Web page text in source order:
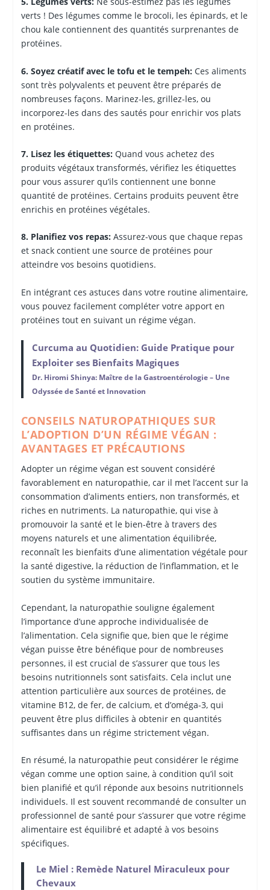
verts ! Des légumes comme le brocoli, les épinards, et le
chou kale contiennent des quantités surprenantes de
protéines.
6. Soyez créatif avec le tofu et le tempeh:Ces aliments
sont très polyvalents et peuvent être préparés de
nombreuses façons. Marinez-les, grillez-les, ou
incorporez-les dans des sautés pour enrichir vos plats
en protéines.
7. Lisez les étiquettes:Quand vous achetez des
produits végétaux transformés, vérifiez les étiquettes
pour vous assurer qu’ils contiennent une bonne
quantité de protéines. Certains produits peuvent être
enrichis en protéines végétales.
8. Planifiez vos repas:Assurez-vous que chaque repas
et snack contient une source de protéines pour
atteindre vos besoins quotidiens.
En intégrant ces astuces dans votre routine alimentaire,
vous pouvez facilement compléter votre apport en
protéines tout en suivant un régime végan.
Curcuma au Quotidien: Guide Pratique pour
Exploiter ses Bienfaits Magiques
Dr. Hiromi Shinya: Maître de la Gastroentérologie – Une
Odyssée de Santé et Innovation
CONSEILS NATUROPATHIQUES SUR
L’ADOPTION D’UN RÉGIME VÉGAN :
AVANTAGES ET PRÉCAUTIONS
Adopter un régime végan est souvent considéré
favorablement en naturopathie, car il met l’accent sur la
consommation d’aliments entiers, non transformés, et
riches en nutriments. La naturopathie, qui vise à
promouvoir la santé et le bien-être à travers des
moyens naturels et une alimentation équilibrée,
reconnaît les bienfaits d’une alimentation végétale pour
la santé digestive, la réduction de l’inflammation, et le
soutien du système immunitaire.
Cependant, la naturopathie souligne également
l’importance d’une approche individualisée de
l’alimentation. Cela signifie que, bien que le régime
végan puisse être bénéfique pour de nombreuses
personnes, il est crucial de s’assurer que tous les
besoins nutritionnels sont satisfaits. Cela inclut une
attention particulière aux sources de protéines, de
vitamine B12, de fer, de calcium, et d’oméga-3, qui
peuvent être plus difficiles à obtenir en quantités
suffisantes dans un régime strictement végan.
En résumé, la naturopathie peut considérer le régime
végan comme une option saine, à condition qu’il soit
bien planifié et qu’il réponde aux besoins nutritionnels
individuels. Il est souvent recommandé de consulter un
professionnel de santé pour s’assurer que votre régime
alimentaire est équilibré et adapté à vos besoins
spécifiques.
Le Miel : Remède Naturel Miraculeux pour
Chevaux